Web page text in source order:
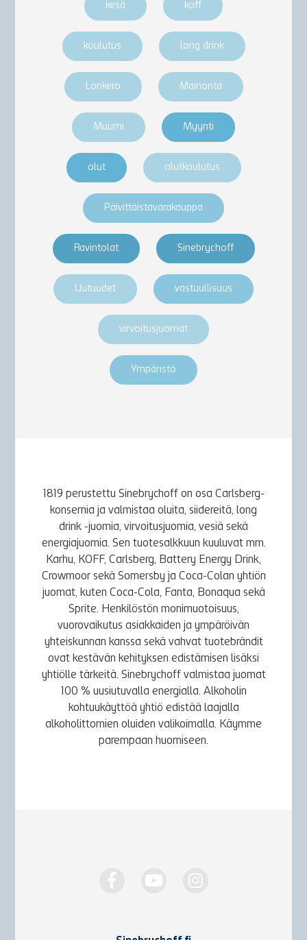
kesä koff
koulutus long drink
Lonkero Mainonta
Muumi Myynti
olut olutkoulutus
Päivittäistavarakauppa
Ravintolat Sinebrychoff
Uutuudet vastuullisuus
virvoitusjuomat
Ympäristö
1819 perustettu Sinebrychoff on osa Carlsberg-
konsernia ja valmistaa oluita, siidereitä, long
drink -juomia, virvoitusjuomia, vesiä sekä
energiajuomia. Sen tuotesalkkuun kuuluvat mm.
Karhu, KOFF, Carlsberg, Battery Energy Drink,
Crowmoor sekä Somersby ja Coca-Colan yhtiön
juomat, kuten Coca-Cola, Fanta, Bonaqua sekä
Sprite. Henkilöstön monimuotoisuus,
vuorovaikutus asiakkaiden ja ympäröivän
yhteiskunnan kanssa sekä vahvat tuotebrändit
ovat kestävän kehityksen edistämisen lisäksi
yhtiölle tärkeitä. Sinebrychoff valmistaa juomat
100 % uusiutuvalla energialla. Alkoholin
kohtuukäyttöä yhtiö edistää laajalla
alkoholittomien oluiden valikoimalla. Käymme
parempaan huomiseen.